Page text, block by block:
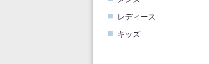
レディース
キッズ